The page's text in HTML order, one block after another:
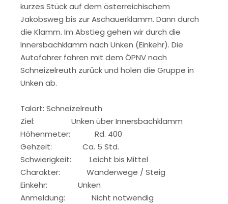
kurzes Stück auf dem österreichischem
Jakobsweg bis zur Aschauerklamm. Dann durch
die Klamm. Im Abstieg gehen wir durch die
Innersbachklamm nach Unken (Einkehr). Die
Autofahrer fahren mit dem ÖPNV nach
Schneizelreuth zurück und holen die Gruppe in
Unken ab.
Talort: Schneizelreuth
Ziel: Unken über Innersbachklamm
Höhenmeter: Rd. 400
Gehzeit: Ca. 5 Std.
Schwierigkeit: Leicht bis Mittel
Charakter: Wanderwege / Steig
Einkehr: Unken
Anmeldung: Nicht notwendig